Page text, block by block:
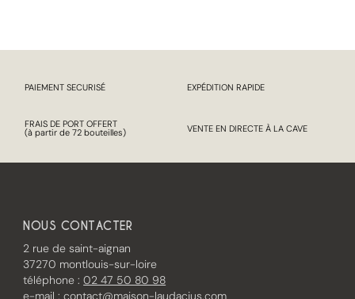
PAIEMENT SECURISÉ EXPÉDITION RAPIDE
FRAIS DE PORT OFFERT
(à partir de 72 bouteilles) VENTE EN DIRECTE À LA CAVE
NOUS CONTACTER
2 rue de saint-aignan
37270 montlouis-sur-loire
téléphone :02 47 50 80 98